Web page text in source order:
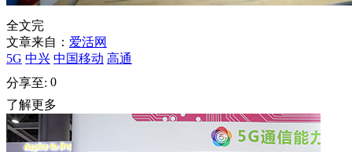
全文完
文章来自： 爱活网
5G 中兴 中国移动 高通
分享至: 0
了解更多